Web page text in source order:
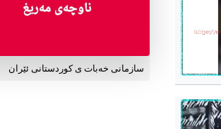
سازمانی خەبات ی کوردستانی ئێران